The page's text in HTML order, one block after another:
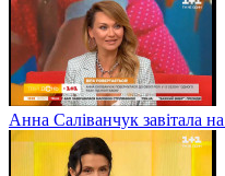
Анна Саліванчук завітала